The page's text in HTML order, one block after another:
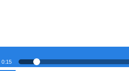
0:15